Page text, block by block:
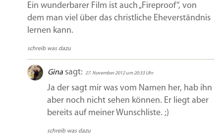
Ein wunderbarer Film ist auch „Fireproof“, von
dem man viel über das christliche Eheverständnis
lernen kann.
schreib was dazu
Gina sagt: 27. November 2012 um 20:33 Uhr
Ja der sagt mir was vom Namen her, hab ihn
aber noch nicht sehen können. Er liegt aber
bereits auf meiner Wunschliste. ;)
schreib was dazu